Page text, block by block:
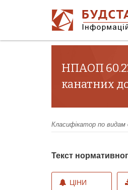
НПАОП
канатних
Класифікатор по видам
Текст
ЦІНИ